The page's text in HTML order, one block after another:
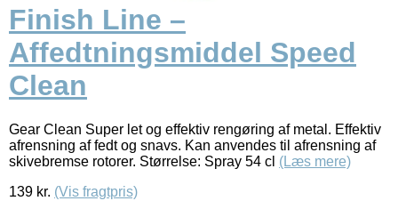
Finish Line –
Affedtningsmiddel Speed
Clean
Gear Clean Super let og effektiv rengøring af metal. Effektiv
afrensning af fedt og snavs. Kan anvendes til afrensning af
skivebremse rotorer. Størrelse: Spray 54 cl (Læs mere)
139 kr. (Vis fragtpris)